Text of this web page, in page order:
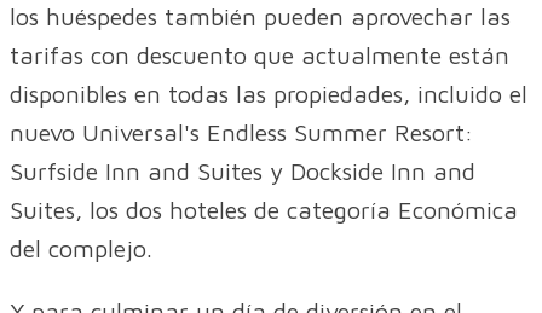
los huéspedes también pueden aprovechar las
tarifas con descuento que actualmente están
disponibles en todas las propiedades, incluido el
nuevo Universal's Endless Summer Resort:
Surfside Inn and Suites y Dockside Inn and
Suites, los dos hoteles de categoría Económica
del complejo.